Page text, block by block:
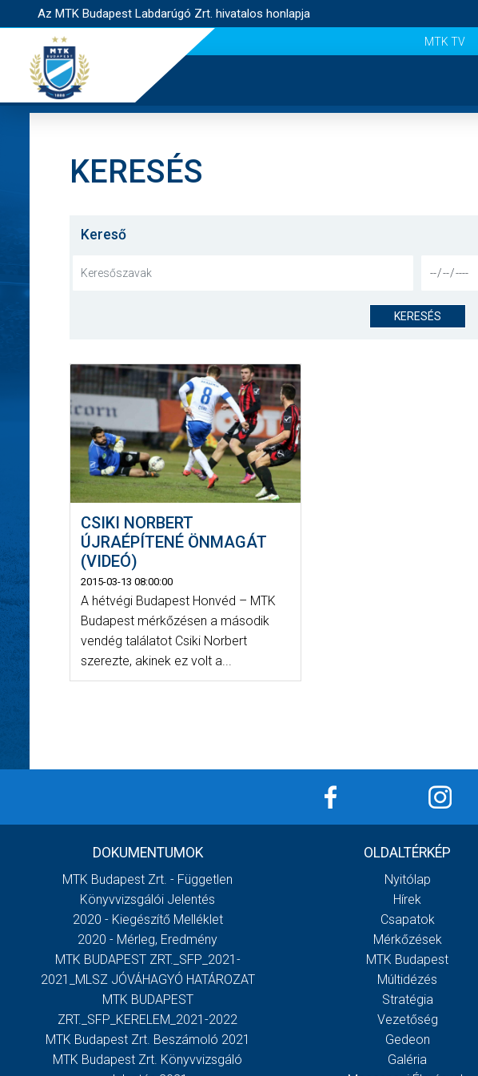
Az MTK Budapest Labdarúgó Zrt. hivatalos honlapja
MTK TV
KERESÉS
Kereső
KERESÉS
CSIKI NORBERT
ÚJRAÉPÍTENÉ ÖNMAGÁT
(VIDEÓ)
2015-03-13 08:00:00
A hétvégi Budapest Honvéd – MTK
Budapest mérkőzésen a második
vendég találatot Csiki Norbert
szerezte, akinek ez volt a...
DOKUMENTUMOK
MTK Budapest Zrt. - Független
Könyvvizsgálói Jelentés
2020 - Kiegészítő Melléklet
2020 - Mérleg, Eredmény
MTK BUDAPEST ZRT._SFP_2021-
2021_MLSZ JÓVÁHAGYÓ HATÁROZAT
MTK BUDAPEST
ZRT._SFP_KERELEM_2021-2022
MTK Budapest Zrt. Beszámoló 2021
MTK Budapest Zrt. Könyvvizsgáló
OLDALTÉRKÉP
Nyitólap
Hírek
Csapatok
Mérkőzések
MTK Budapest
Múltidézés
Stratégia
Vezetőség
Gedeon
Galéria